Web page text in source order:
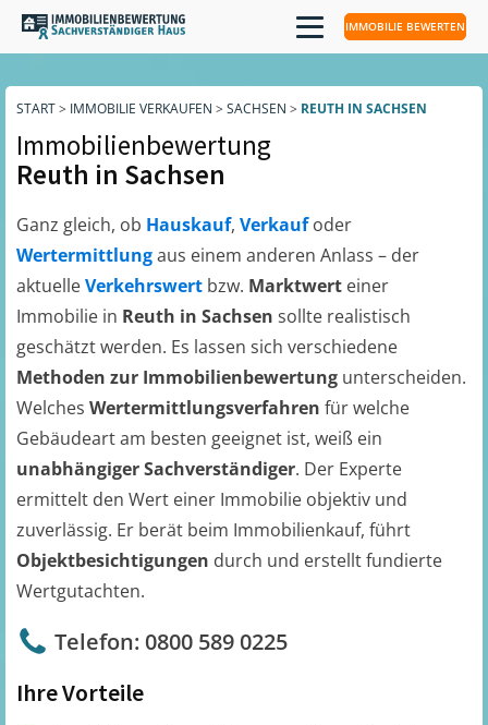
IMMOBILIE BEWERTEN
START> IMMOBILIE VERKAUFEN > SACHSEN > REUTH IN SACHSEN
Immobilienbewertung
Reuth in Sachsen
Ganz gleich, ob Hauskauf, Verkaufoder
Wertermittlungaus einem anderen Anlass – der
aktuelleVerkehrswert bzw. Marktwert einer
Immobilie in Reuth in Sachsen sollte realistisch
geschätzt werden. Es lassen sich verschiedene
Methoden zur Immobilienbewertung unterscheiden.
Welches Wertermittlungsverfahren für welche
Gebäudeart am besten geeignet ist, weiß ein
unabhängiger Sachverständiger. Der Experte
ermittelt den Wert einer Immobilie objektiv und
zuverlässig. Er berät beim Immobilienkauf, führt
Objektbesichtigungen durch und erstellt fundierte
Wertgutachten.
Telefon: 0800 589 0225
Ihre Vorteile